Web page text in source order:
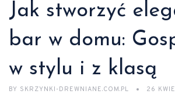
Jak stworzyć
bar w domu:
w stylu i z klasą
BY SKRZYNKI-DREWNIANE.COM.PL 26